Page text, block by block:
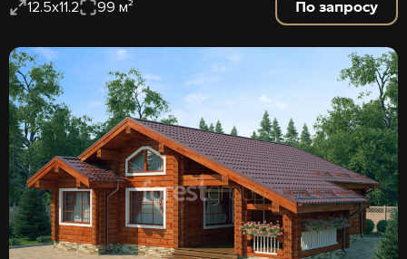
12.5х11.2 99 м² По запросу